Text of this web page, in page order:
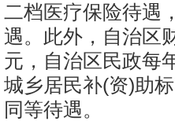
二档医疗保险待遇
遇。此外，自治区
元，自治区民政每
城乡居民补(资)助
同等待遇。